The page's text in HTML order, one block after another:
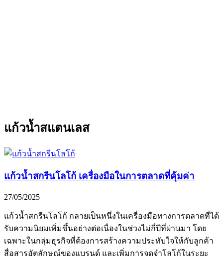
แก้วน้ำสแตนเลส
แก้วน้ำสกรีนโลโก้ เครื่องมือในการตลาดที่คุ้มค่า
27/05/2025
แก้วน้ำสกรีนโลโก้ กลายเป็นหนึ่งในเครื่องมือทางการตลาดที่ได้
รับความนิยมเพิ่มขึ้นอย่างต่อเนื่องในช่วงไม่กี่ปีที่ผ่านมา โดย
เฉพาะในกลุ่มธุรกิจที่ต้องการสร้างความประทับใจให้กับลูกค้า
สื่อสารอัตลักษณ์ของแบรนด์ และเพิ่มการจดจำโลโก้ในระยะ